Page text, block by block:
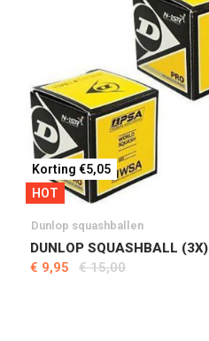
Korting €5,05
HOT
Dunlop squashballen
DUNLOP SQUASHBALL (3X)
€ 9,95
€ 15,00